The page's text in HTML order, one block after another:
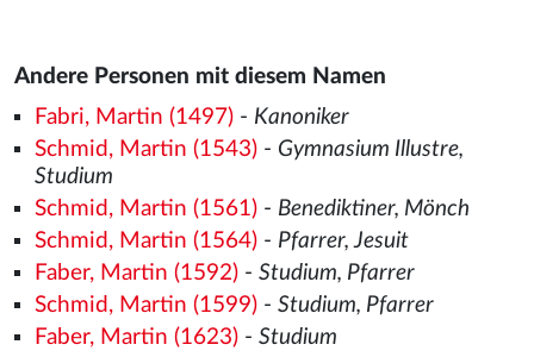
Andere Personen mit diesem Namen
Fabri, Martin (1497)- Kanoniker
Schmid, Martin (1543)- Gymnasium Illustre,
Studium
Schmid, Martin (1561)- Benediktiner, Mönch
Schmid, Martin (1564)- Pfarrer, Jesuit
Faber, Martin (1592)- Studium, Pfarrer
Schmid, Martin (1599)- Studium, Pfarrer
Faber, Martin (1623)- Studium